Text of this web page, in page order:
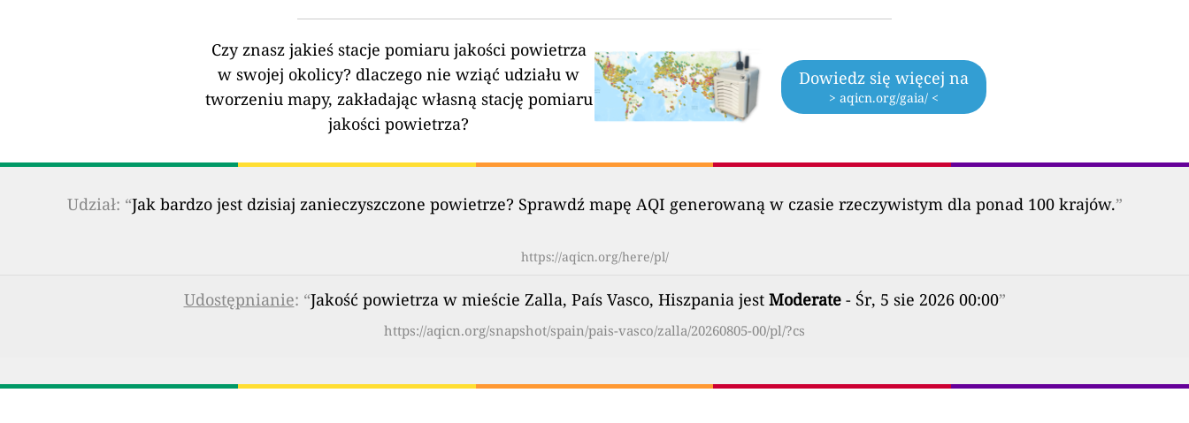
Czy znasz jakieś stacje pomiaru jakości powietrza
w swojej okolicy? dlaczego nie wziąć udziału w
tworzeniu mapy, zakładając własną stację pomiaru
jakości powietrza?
Dowiedz się więcej na
> aqicn.org/gaia/ <
Udział: “Jak bardzo jest dzisiaj zanieczyszczone powietrze? Sprawdź mapę AQI generowaną w czasie rzeczywistym dla ponad 100 krajów.”
https://aqicn.org/here/pl/
Udostępnianie: “Jakość powietrza w mieście Zalla, País Vasco, Hiszpania jest Moderate- Śr, 5 sie 2026 00:00”
https://aqicn.org/snapshot/spain/pais-vasco/zalla/20260805-00/pl/?cs